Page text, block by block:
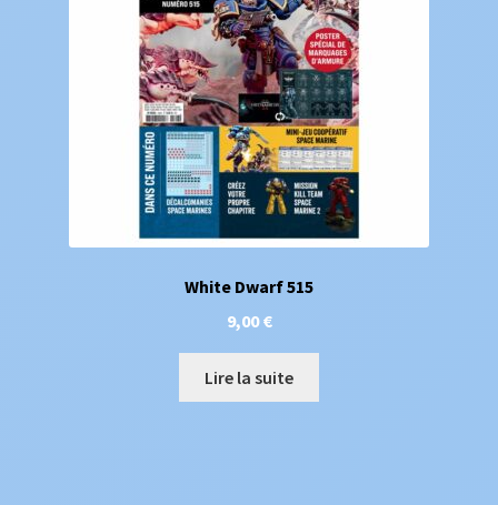
White Dwarf 515
9,00€
Lire la suite